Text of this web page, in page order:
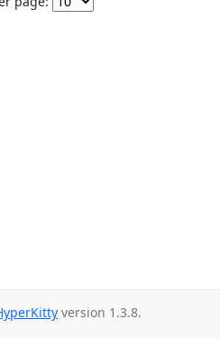
version 1.3.8.